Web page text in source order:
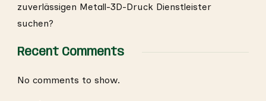
zuverlässigen Metall-3D-Druck Dienstleister
suchen?
Recent Comments
No comments to show.